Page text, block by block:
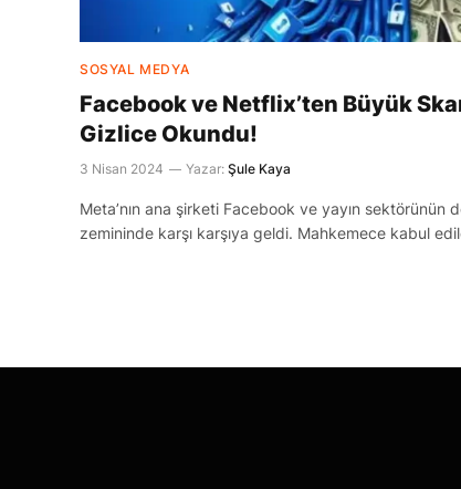
SOSYAL MEDYA
Facebook ve Netflix’ten Büyük
Gizlice Okundu!
3 Nisan 2024 Yazar: Şule Kaya
Meta’nın ana şirketi Facebook ve yayın
zemininde karşı karşıya geldi. Mahkemece kabul